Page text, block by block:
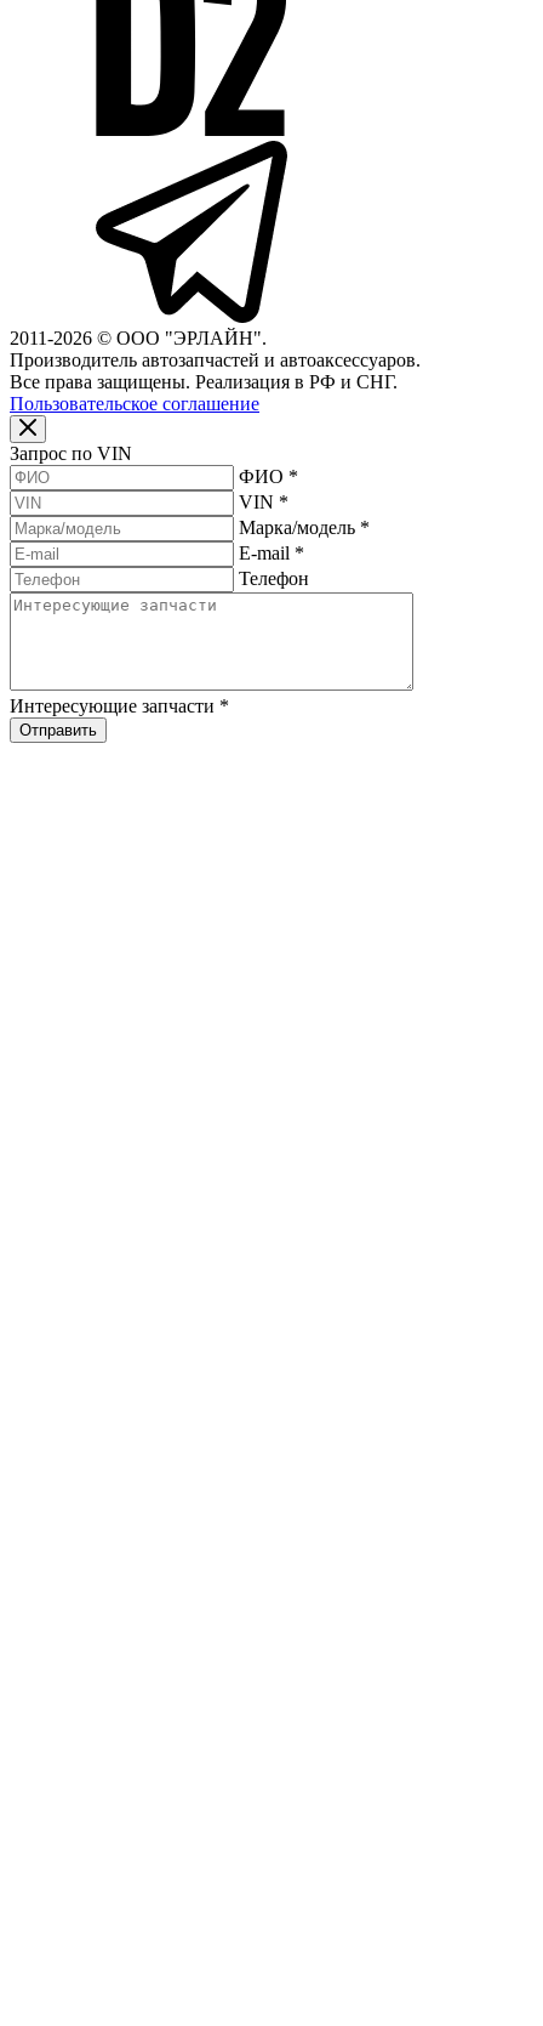
2011-2026 © ООО "ЭРЛАЙН".
Производитель автозапчастей и автоаксессуаров.
Все права защищены. Реализация в РФ и СНГ.
Пользовательское соглашение
Запрос по VIN
ФИО *
VIN *
Марка/модель *
E-mail *
Телефон
Интересующие запчасти *